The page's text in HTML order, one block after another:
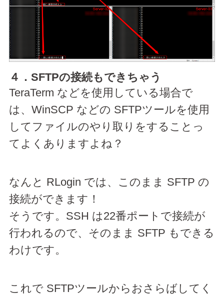
４．SFTPの接続もできちゃう
TeraTerm などを使用している場合で
は、WinSCP などの SFTPツールを使用
してファイルのやり取りをすることっ
てよくありますよね？
なんと RLogin では、このまま SFTP の
接続ができます！
そうです。SSH は22番ポートで接続が
行われるので、そのまま SFTP もできる
わけです。
これで SFTPツールからおさらばしてく